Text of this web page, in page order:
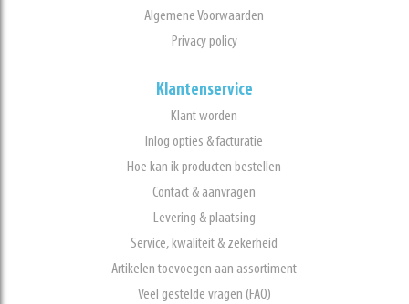
Algemene Voorwaarden
Privacy policy
Klantenservice
Klant worden
Inlog opties & facturatie
Hoe kan ik producten bestellen
Contact & aanvragen
Levering & plaatsing
Service, kwaliteit & zekerheid
Artikelen toevoegen aan assortiment
Veel gestelde vragen (FAQ)